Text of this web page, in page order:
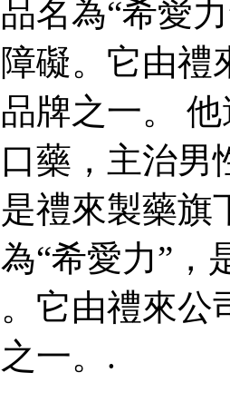
名為“希愛
礙。它由禮
牌之一。
藥，主治男
禮來製藥旗
“希愛力”，
它由禮來
一。.